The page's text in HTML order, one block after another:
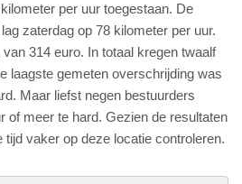
per uur toegestaan. De
zaterdag op 78 kilometer per uur.
314 euro. In totaal kregen twaalf
laagste gemeten overschrijding was
Maar liefst negen bestuurders
of meer te hard. Gezien de resultaten
vaker op deze locatie controleren.